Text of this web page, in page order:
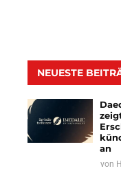
NEUESTE
an
von